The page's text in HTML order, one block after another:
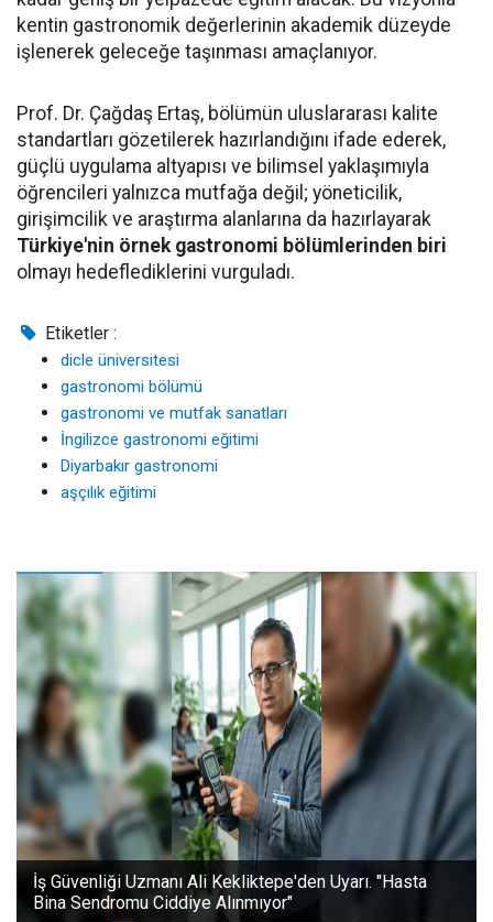
kentin gastronomik değerlerinin akademik düzeyde
işlenerek geleceğe taşınması amaçlanıyor.
Prof. Dr. Çağdaş Ertaş, bölümün uluslararası kalite
standartları gözetilerek hazırlandığını ifade ederek,
güçlü uygulama altyapısı ve bilimsel yaklaşımıyla
öğrencileri yalnızca mutfağa değil; yöneticilik,
girişimcilik ve araştırma alanlarına da hazırlayarak
Türkiye'nin örnek gastronomi bölümlerinden biri
olmayı hedeflediklerini vurguladı.
Etiketler :
dicle üniversitesi
gastronomi bölümü
gastronomi ve mutfak sanatları
İngilizce gastronomi eğitimi
Diyarbakır gastronomi
aşçılık eğitimi